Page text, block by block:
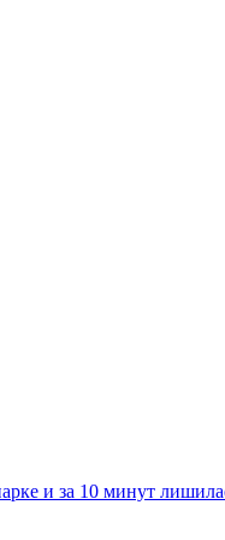
и за 10 минут